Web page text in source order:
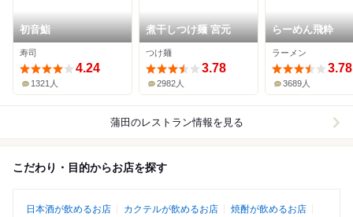
初音鮨
寿司
4.24
1321人
煮干しつけ麺 宮元
つけ麺
3.78
2982人
らーめん飛粋
ラーメン
3.78
3689人
蒲田 のレストラン情報を見る
こだわり・目的からお店を探す
日本酒が飲めるお店 カクテルが飲めるお店
焼酎が飲めるお店